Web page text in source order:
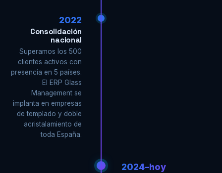
2022
Consolidación
nacional
Superamos los 500
clientes activos con
presencia en 5 países.
El ERP Glass
Management se
implanta en empresas
de templado y doble
acristalamiento de
toda España.
2024–hoy